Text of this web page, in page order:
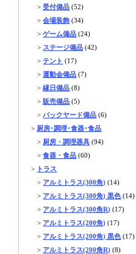
>受付備品 (52)
>会場装飾 (34)
>ゲーム備品 (24)
> ステージ備品 (42)
>テント (17)
>運動会備品 (7)
>縁日備品 (8)
> 販売備品 (5)
>バックヤード備品 (6)
> 厨房･調理･食器･食品
> 厨房・調理器具 (94)
>食器・食品 (60)
> トラス
> アルミトラス(300角) (14)
> アルミトラス(300角) 黒色 (14)
> アルミトラス(300角R) (17)
> アルミトラス(200角) (17)
> アルミトラス(200角) 黒色 (17)
> アルミトラス(200角R) (8)